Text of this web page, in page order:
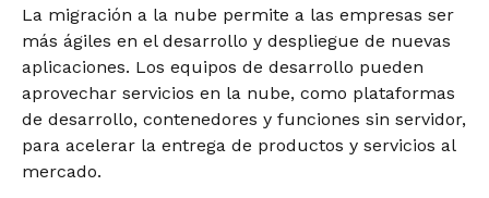
La migración a la nube permite a las empresas ser
más ágiles en el desarrollo y despliegue de nuevas
aplicaciones. Los equipos de desarrollo pueden
aprovechar servicios en la nube, como plataformas
de desarrollo, contenedores y funciones sin servidor,
para acelerar la entrega de productos y servicios al
mercado.